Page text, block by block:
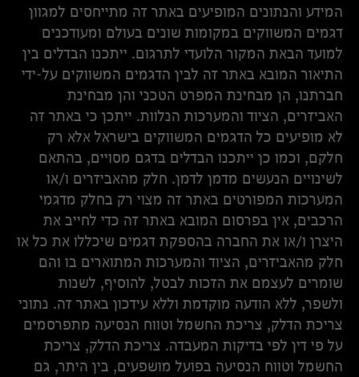
המידע והנתונים המופיעים באתר זה מתייחסים למגוון
דגמים המשווקים במקומות שונים בעולם ומעודכנים
למועד הבאת המקור הלועדי לתרגום. ייתכנו הבדלים בין
התיאור המובא באתר זה לבין הדגמים המשווקים על-ידי
חברתנו, הן מבחינת המפרט הטכני והן מבחינת
האביזרים, הציוד והמערכות הנלוות. ייתכן כי באתר זה
לא מופיעים כל הדגמים המשווקים בישראל אלא רק
חלקם, וכמו כן ייתכנו הבדלים בדגם מסויים, בהתאם
לשינויים הנעשים מדמן לדמן. חלק מהאביזרים ו/או
המערכות המפורטים באתר זה מצוי רק בחלק מדגמי
הרכבים, אין בפרסום המובא באתר זה כדי לחייב את
היצרן ו/או את החברה בהספקת דגמים שיכללו את כל או
חלק מהאביזרים, הציוד והמערכות המתוארים בו והם
שומרים לעצמם את הזכות לבטל, להוסיף, לשנות
ולשפר, ללא הודעה מוקדמת וללא עידכון באתר זה. נתוני
צריכת הדלק, צריכת החשמל וטווח הנסיעה מתפרסמים
על פי דין לפי בדיקות המעבדה. צריכת הדלק, צריכת
החשמל וטווח הנסיעה בפועל מושפעים, בין היתר, גם